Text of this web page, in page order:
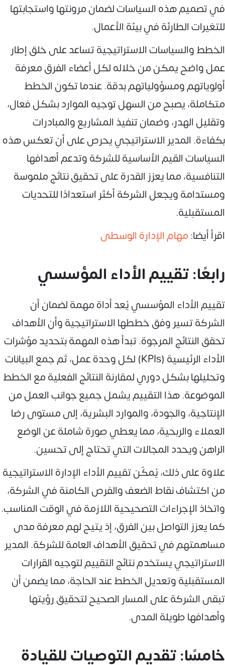
في تصميم هذه السياسات لضمان مرونتها واستجابتها
للتغيرات الطارئة في بيئة الأعمال.
الخطط والسياسات الاستراتيجية تساعد على خلق إطار
عمل واضح يمكن من خلاله لكل أعضاء الفرق معرفة
أولوياتهم ومسؤولياتهم بدقة. عندما تكون الخطط
متكاملة، يصبح من السهل توجيه الموارد بشكل فعال،
وتقليل الهدر، وضمان تنفيذ المشاريع والمبادرات
بكفاءة. المدير الاستراتيجي يحرص على أن تعكس هذه
السياسات القيم الأساسية للشركة وتدعم أهدافها
التنافسية، مما يعزز القدرة على تحقيق نتائج ملموسة
ومستدامة ويجعل الشركة أكثر استعدادًا للتحديات
المستقبلية.
اقرأ أيضا:مهام الإدارة الوسطى
رابعًا: تقييم الأداء المؤسسي
تقييم الأداء المؤسسي يُعد أداة مهمة لضمان أن
الشركة تسير وفق خططها الاستراتيجية وأن الأهداف
تحقق النتائج المرجوة. تبدأ هذه المهمة بتحديد مؤشرات
الأداء الرئيسية (KPIs) لكل وحدة عمل، ثم جمع البيانات
وتحليلها بشكل دوري لمقارنة النتائج الفعلية مع الخطط
الموضوعة. هذا التقييم يشمل جميع جوانب العمل من
الإنتاجية، والجودة، والموارد البشرية، إلى مستوى رضا
العملاء والربحية، مما يعطي صورة شاملة عن الوضع
الراهن ويحدد المجالات التي تحتاج إلى تحسين.
علاوة على ذلك، يُمكّن تقييم الأداء الإدارة الاستراتيجية
من اكتشاف نقاط الضعف والفرص الكامنة في الشركة،
واتخاذ الإجراءات التصحيحية اللازمة في الوقت المناسب.
كما يعزز التواصل بين الفرق، إذ يتيح لهم معرفة مدى
مساهمتهم في تحقيق الأهداف العامة للشركة. المدير
الاستراتيجي يستخدم نتائج التقييم لتوجيه القرارات
المستقبلية وتعديل الخطط عند الحاجة، مما يضمن أن
تبقى الشركة على المسار الصحيح لتحقيق رؤيتها
وأهدافها طويلة المدى.
خامسًا: تقديم التوصيات للقيادة